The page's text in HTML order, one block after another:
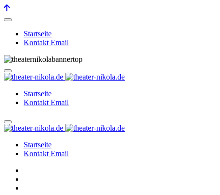
Startseite
Kontakt Email
Startseite
Kontakt Email
Startseite
Kontakt Email